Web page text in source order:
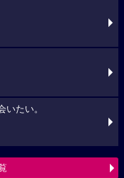
いたい。